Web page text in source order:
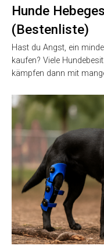
Hunde
(Bestenliste)
Hast du Angst, ein
kaufen? Viele
kämpfen dann mit